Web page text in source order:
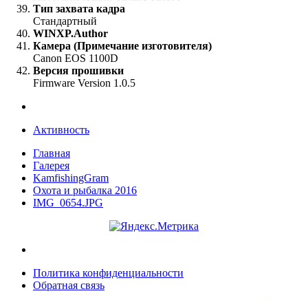
Тип захвата кадра
Стандартный
WINXP.Author
Камера (Примечание изготовителя)
Canon EOS 1100D
Версия прошивки
Firmware Version 1.0.5
Активность
Главная
Галерея
KamfishingGram
Охота и рыбалка 2016
IMG_0654.JPG
Политика конфиденциальности
Обратная связь